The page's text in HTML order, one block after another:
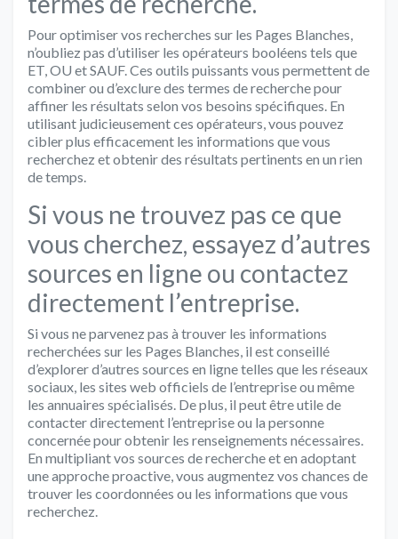
Pour optimiser vos recherches sur les Pages Blanches,
n’oubliez pas d’utiliser les opérateurs booléens tels que
ET, OU et SAUF. Ces outils puissants vous permettent de
combiner ou d’exclure des termes de recherche pour
affiner les résultats selon vos besoins spécifiques. En
utilisant judicieusement ces opérateurs, vous pouvez
cibler plus efficacement les informations que vous
recherchez et obtenir des résultats pertinents en un rien
de temps.
Si vous ne trouvez pas ce que
vous cherchez, essayez d’autres
sources en ligne ou contactez
directement l’entreprise.
Si vous ne parvenez pas à trouver les informations
recherchées sur les Pages Blanches, il est conseillé
d’explorer d’autres sources en ligne telles que les réseaux
sociaux, les sites web officiels de l’entreprise ou même
les annuaires spécialisés. De plus, il peut être utile de
contacter directement l’entreprise ou la personne
concernée pour obtenir les renseignements nécessaires.
En multipliant vos sources de recherche et en adoptant
une approche proactive, vous augmentez vos chances de
trouver les coordonnées ou les informations que vous
recherchez.